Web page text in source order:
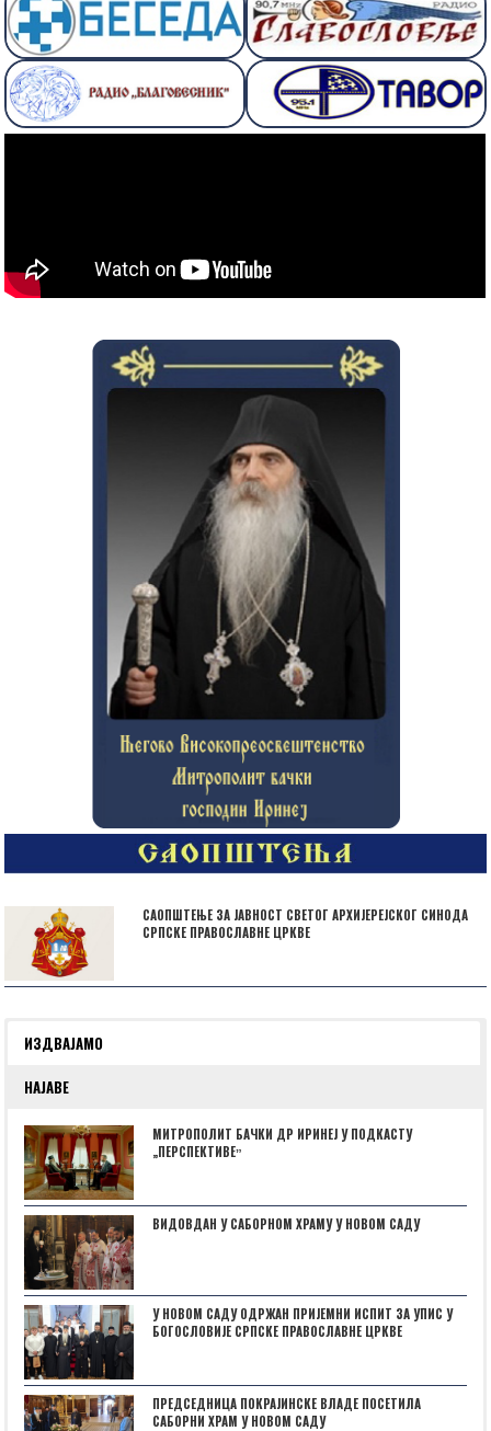
САОПШТЕЊЕ ЗА ЈАВНОСТ СВЕТОГ АРХИЈЕРЕЈСКОГ СИНОДА
СРПСКЕ ПРАВОСЛАВНЕ ЦРКВЕ
ИЗДВАЈАМО
НАЈАВЕ
МИТРОПОЛИТ БАЧКИ ДР ИРИНЕЈ У ПОДКАСТУ
„ПЕРСПЕКТИВЕˮ
ВИДОВДАН У САБОРНОМ ХРАМУ У НОВОМ САДУ
У НОВОМ САДУ ОДРЖАН ПРИЈЕМНИ ИСПИТ ЗА УПИС У
БОГОСЛОВИЈЕ СРПСКЕ ПРАВОСЛАВНЕ ЦРКВЕ
ПРЕДСЕДНИЦА ПОКРАЈИНСКЕ ВЛАДЕ ПОСЕТИЛА
САБОРНИ ХРАМ У НОВОМ САДУ